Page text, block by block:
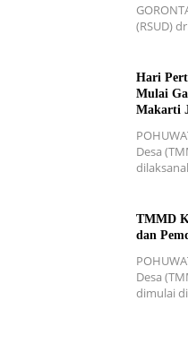
(RSUD)
Hari
Mulai
Makarti
Desa
TMMD
dan
Desa
dimulai